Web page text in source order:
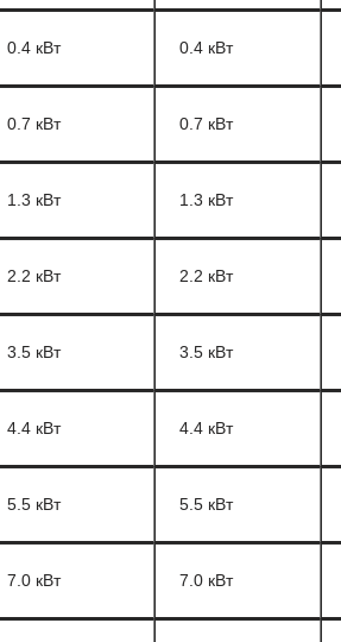
0.4 кВт 0.4 кВт
0.7 кВт 0.7 кВт
1.3 кВт 1.3 кВт
2.2 кВт 2.2 кВт
3.5 кВт 3.5 кВт
4.4 кВт 4.4 кВт
5.5 кВт 5.5 кВт
7.0 кВт 7.0 кВт